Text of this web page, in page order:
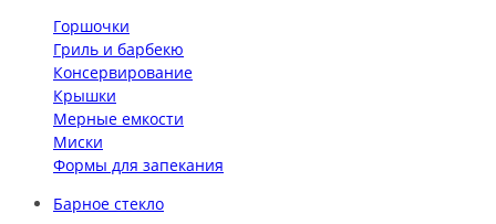
Горшочки
Гриль и барбекю
Консервирование
Крышки
Мерные емкости
Миски
Формы для запекания
Барное стекло